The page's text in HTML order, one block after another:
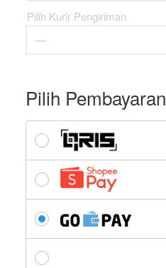
Pilih Kurir Pengiriman
—
Pilih Pembayaran